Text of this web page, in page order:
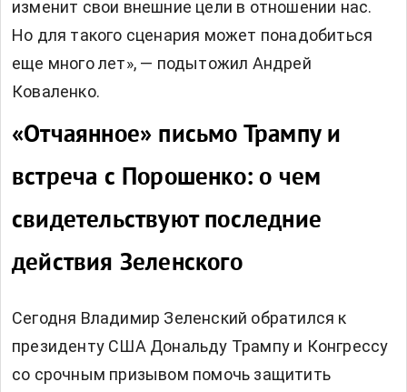
изменит свои внешние цели в отношении нас.
Но для такого сценария может понадобиться
еще много лет», — подытожил Андрей
Коваленко.
«Отчаянное» письмо Трампу и
встреча с Порошенко: о чем
свидетельствуют последние
действия Зеленского
Сегодня Владимир Зеленский обратился к
президенту США Дональду Трампу и Конгрессу
со срочным призывом помочь защитить